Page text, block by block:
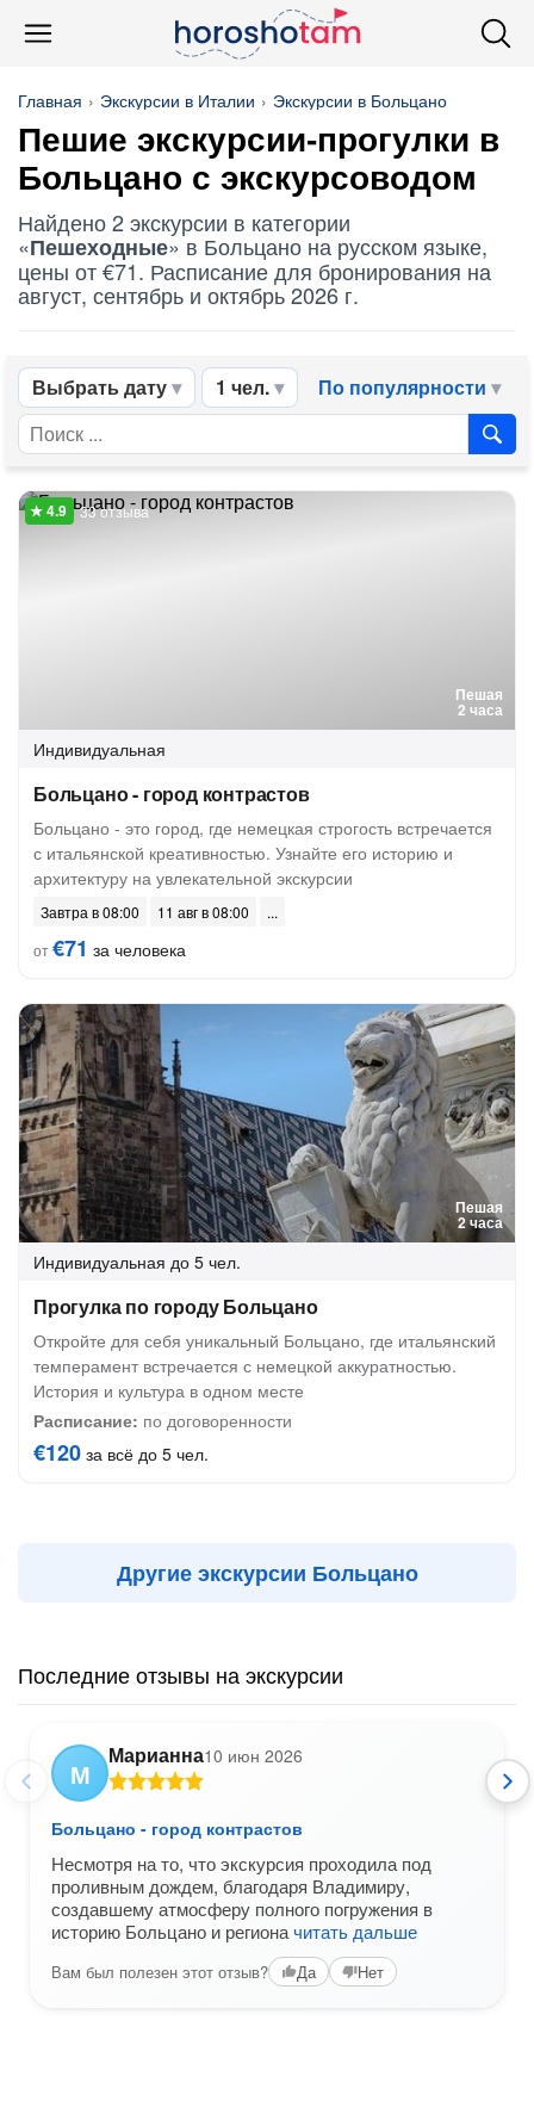
Главная Экскурсии в Италии Экскурсии в Больцано
Пешие экскурсии-прогулки в
Больцано с экскурсоводом
Найдено 2 экскурсии в категории
«Пешеходные» в Больцано на русском языке,
цены от €71. Расписание для бронирования на
август, сентябрь и октябрь 2026 г.
Выбрать дату 1 чел. По популярности
Пешая
2 часа
33 отзыва
Индивидуальная
Больцано - город контрастов
Больцано - это город, где немецкая строгость встречается
с итальянской креативностью. Узнайте его историю и
архитектуру на увлекательной экскурсии
Завтра в 08:00
11 авг в 08:00
от€71 за человека
Пешая
2 часа
Индивидуальная до 5 чел.
Прогулка по городу Больцано
Откройте для себя уникальный Больцано, где итальянский
темперамент встречается с немецкой аккуратностью.
История и культура в одном месте
Расписание: по договоренности
€120 за всё до 5 чел.
Другие экскурсии Больцано
Последние отзывы на экскурсии
М
Марианна10 июн 2026
Больцано - город контрастов
Несмотря на то, что экскурсия проходила под
проливным дождем, благодаря Владимиру,
создавшему атмосферу полного погружения в
историю Больцано и регионачитать дальше
Вам был полезен этот отзыв? Да Нет